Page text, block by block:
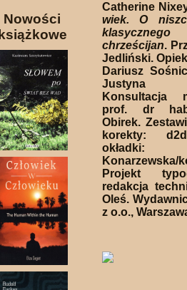
Nowości
książkowe
Catherine
wiek. O
chrześcijan.
Jedliński.
Dariusz
Justyna
Konsultacja
prof. dr
Obirek.
korekty:
Konarzewska/
Projekt
redakcja
Oleś.
z o.o.,